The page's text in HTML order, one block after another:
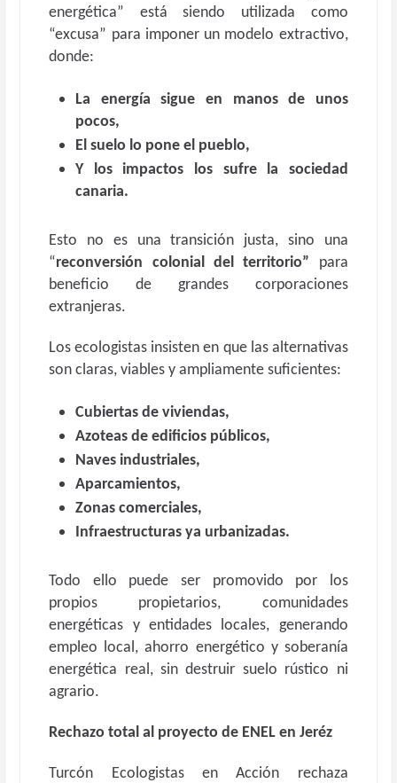
energética” está siendo utilizada como
“excusa” para imponer un modelo extractivo,
donde:
La energía sigue en manos de unos
pocos,
El suelo lo pone el pueblo,
Y los impactos los sufre la sociedad
canaria.
Esto no es una transición justa, sino una
“reconversión colonial del territorio” para
beneficio de grandes corporaciones
extranjeras.
Los ecologistas insisten en que las alternativas
son claras, viables y ampliamente suficientes:
Cubiertas de viviendas,
Azoteas de edificios públicos,
Naves industriales,
Aparcamientos,
Zonas comerciales,
Infraestructuras ya urbanizadas.
Todo ello puede ser promovido por los
propios propietarios, comunidades
energéticas y entidades locales, generando
empleo local, ahorro energético y soberanía
energética real, sin destruir suelo rústico ni
agrario.
Rechazo total al proyecto de ENEL en Jeréz
Turcón Ecologistas en Acción rechaza